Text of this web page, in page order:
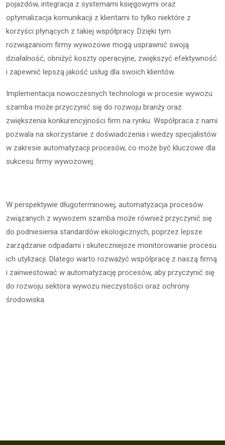
pojazdów, integracja z systemami księgowymi oraz
optymalizacja komunikacji z klientami to tylko niektóre z
korzyści płynących z takiej współpracy. Dzięki tym
rozwiązaniom firmy wywozowe mogą usprawnić swoją
działalność, obniżyć koszty operacyjne, zwiększyć efektywność
i zapewnić lepszą jakość usług dla swoich klientów.
Implementacja nowoczesnych technologii w procesie wywozu
szamba może przyczynić się do rozwoju branży oraz
zwiększenia konkurencyjności firm na rynku. Współpraca z nami
pozwala na skorzystanie z doświadczenia i wiedzy specjalistów
w zakresie automatyzacji procesów, co może być kluczowe dla
sukcesu firmy wywozowej.
W perspektywie długoterminowej, automatyzacja procesów
związanych z wywozem szamba może również przyczynić się
do podniesienia standardów ekologicznych, poprzez lepsze
zarządzanie odpadami i skuteczniejsze monitorowanie procesu
ich utylizacji. Dlatego warto rozważyć współpracę z naszą firmą
i zainwestować w automatyzację procesów, aby przyczynić się
do rozwoju sektora wywozu nieczystości oraz ochrony
środowiska.